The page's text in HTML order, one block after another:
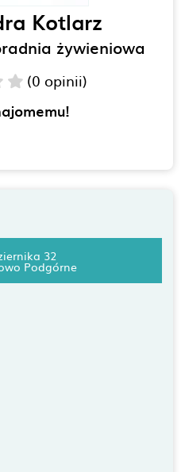
Kotlarz
żywieniowa
(0 opinii)
32
Podgórne